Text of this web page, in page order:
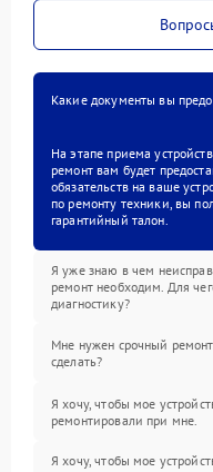
Какие документы вы
На этапе приема
ремонт вам будет
обязательств на ваше
по ремонту техники, вы
гарантийный талон.
Я уже знаю в чем
ремонт необходим. Для
диагностику?
Мне нужен срочный
сделать?
Я хочу, чтобы мое
ремонтировали при мне.
Я хочу, чтобы мое